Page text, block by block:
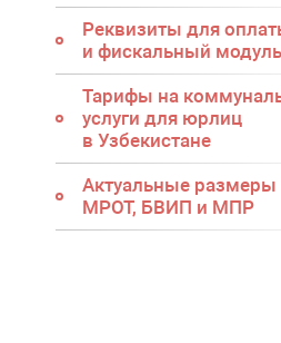
Реквизиты для
и фискальный модуль
Тарифы на
услуги для юрлиц
в Узбекистане
Актуальные размеры
МРОТ, БВИП и МПР